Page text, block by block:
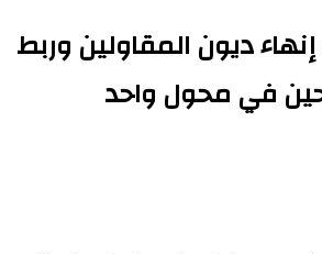
ديون المقاولين وربط
في محول واحد